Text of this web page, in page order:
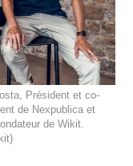
Président et co-
de Nexpublica et
de Wikit.